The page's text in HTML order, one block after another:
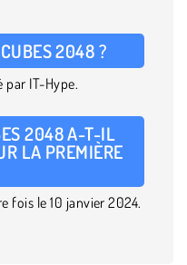
2048 ?
par IT-Hype.
2048 A-T-IL
LA PREMIÈRE
fois le 10 janvier 2024.